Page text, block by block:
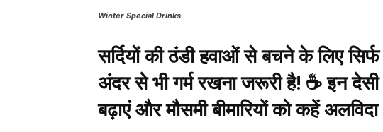
Winter Special Drinks
सर्दियों की ठंडी हवाओं से बचने के लिए
अंदर से भी गर्म रखना जरूरी है! ☕ इन
बढ़ाएं और मौसमी बीमारियों को कहें